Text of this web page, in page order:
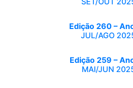
Edição 260 –
JUL/AGO
Edição 259 –
MAI/JUN